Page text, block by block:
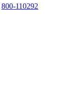
800-110292